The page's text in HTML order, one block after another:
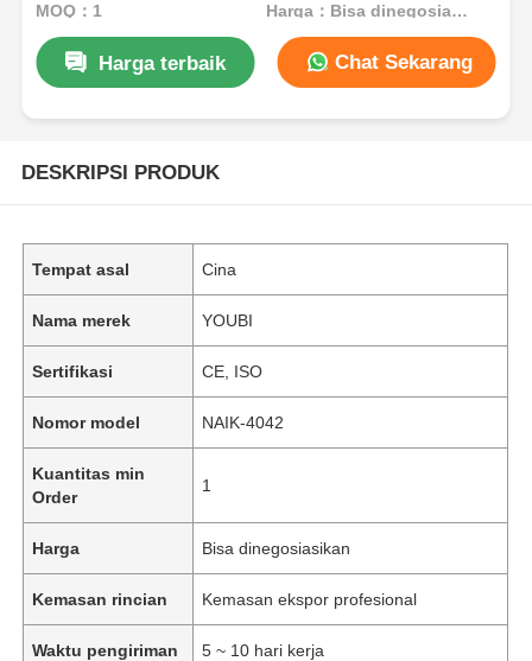
MOQ：1 Harga：Bisa dinegosiasikan
Harga terbaik Chat Sekarang
DESKRIPSI PRODUK
Tempat asal Cina
Nama merek YOUBI
Sertifikasi CE, ISO
Nomor model NAIK-4042
Kuantitas min
Order
1
Harga Bisa dinegosiasikan
Kemasan rincian Kemasan ekspor profesional
Waktu pengiriman 5 ~ 10 hari kerja